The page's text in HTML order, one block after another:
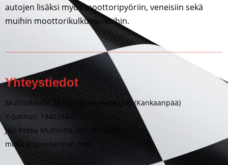
autojen lisäksi myös moottoripyöriin, veneisiin sekä
muihin moottorikulkuneuvoihin.
Yhteystiedot
Multisillantie 24, 38910 Ala-Honkajoki (Kankaanpää)
Y-tunnus: 1940284-3
Jari-Pekka Multisilta, 050 369 0094
motor@speederman.com